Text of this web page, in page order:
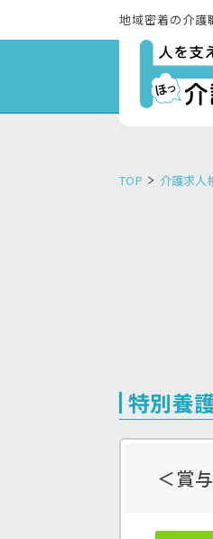
地域密着の介護
TOP 介護求人
特別養
＜賞